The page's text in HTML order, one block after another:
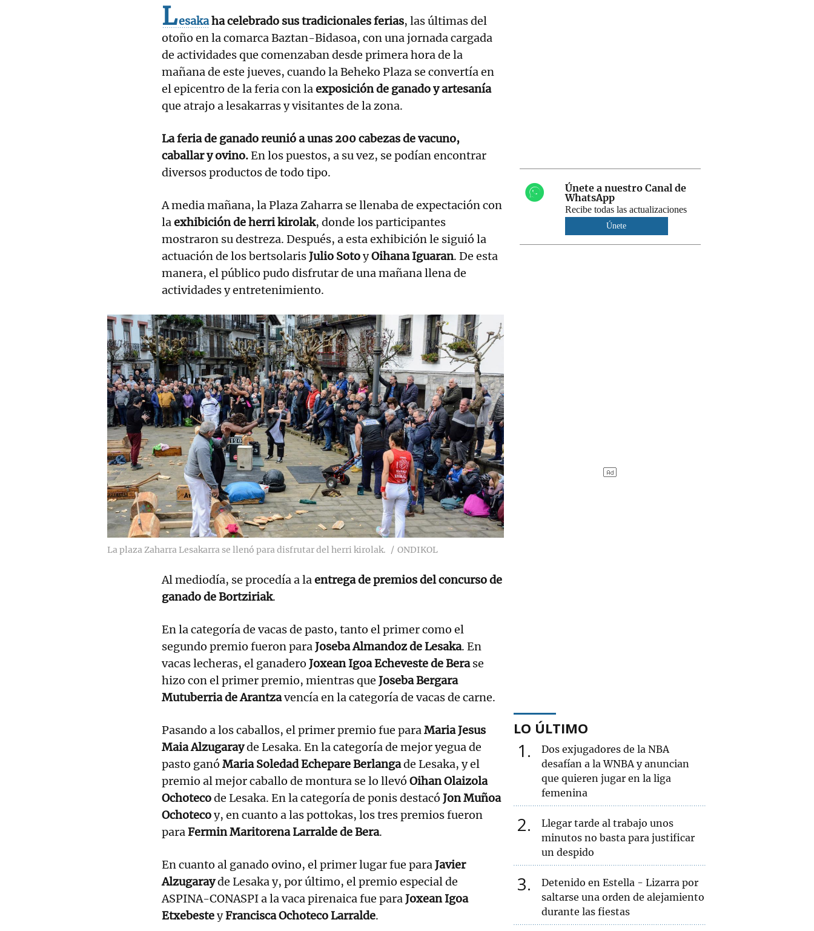
Lesakaha celebrado sus tradicionales ferias, las últimas del
otoño en la comarca Baztan-Bidasoa, con una jornada cargada
de actividades que comenzaban desde primera hora de la
mañana de este jueves, cuando la Beheko Plaza se convertía en
el epicentro de la feria con laexposición de ganado y artesanía
que atrajo a lesakarras y visitantes de la zona.
La feria de ganado reunió a unas 200 cabezas de vacuno,
caballar y ovino.En los puestos, a su vez, se podían encontrar
diversos productos de todo tipo.
A media mañana, la Plaza Zaharra se llenaba de expectación con
laexhibición de herri kirolak, donde los participantes
mostraron su destreza. Después, a esta exhibición le siguió la
actuación de los bertsolarisJulio SotoyOihana Iguaran. De esta
manera, el público pudo disfrutar de una mañana llena de
actividades y entretenimiento.
La plaza Zaharra Lesakarra se llenó para disfrutar del herri kirolak. ONDIKOL
Al mediodía, se procedía a laentrega de premios del concurso de
ganado de Bortziriak.
En la categoría de vacas de pasto, tanto el primer como el
segundo premio fueron paraJoseba Almandoz de Lesaka. En
vacas lecheras, el ganadero Joxean Igoa Echeveste de Berase
hizo con el primer premio, mientras que Joseba Bergara
Mutuberria de Arantzavencía en la categoría de vacas de carne.
Pasando a los caballos, el primer premio fue paraMaria Jesus
Maia Alzugarayde Lesaka. En la categoría de mejor yegua de
pasto ganó Maria Soledad Echepare Berlangade Lesaka, y el
premio al mejor caballo de montura se lo llevó Oihan Olaizola
Ochotecode Lesaka. En la categoría de ponis destacó Jon Muñoa
Ochotecoy, en cuanto a las pottokas, los tres premios fueron
paraFermin Maritorena Larralde de Bera.
En cuanto al ganado ovino, el primer lugar fue paraJavier
Alzugarayde Lesaka y, por último, el premio especial de
ASPINA-CONASPI a la vaca pirenaica fue paraJoxean Igoa
EtxebesteyFrancisca Ochoteco Larralde.
Únete a nuestro Canal de
WhatsApp
Recibe todas las actualizaciones
Únete
LO ÚLTIMO
1
Dos exjugadores de la NBA
desafían a la WNBA y anuncian
que quieren jugar en la liga
femenina
2
Llegar tarde al trabajo unos
minutos no basta para justificar
un despido
3
Detenido en Estella - Lizarra por
saltarse una orden de alejamiento
durante las fiestas